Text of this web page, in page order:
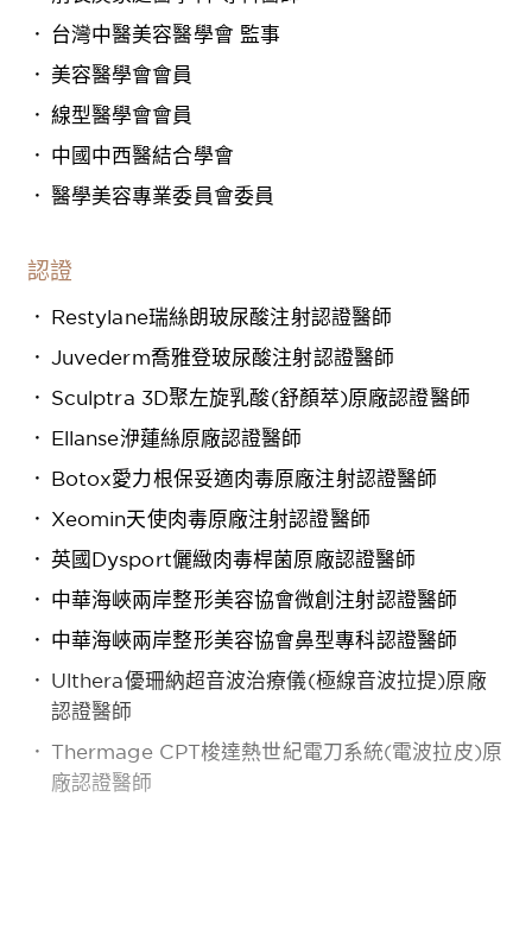
台灣中醫美容醫學會 監事
美容醫學會會員
線型醫學會會員
中國中西醫結合學會
醫學美容專業委員會委員
認證
Restylane瑞絲朗玻尿酸注射認證醫師
Juvederm喬雅登玻尿酸注射認證醫師
Sculptra 3D聚左旋乳酸(舒顏萃)原廠認證醫師
Ellanse洢蓮絲原廠認證醫師
Botox愛力根保妥適肉毒原廠注射認證醫師
Xeomin天使肉毒原廠注射認證醫師
英國Dysport儷緻肉毒桿菌原廠認證醫師
中華海峽兩岸整形美容協會微創注射認證醫師
中華海峽兩岸整形美容協會鼻型專科認證醫師
Ulthera優珊納超音波治療儀(極線音波拉提)原廠
認證醫師
Thermage CPT梭達熱世紀電刀系統(電波拉皮)原
廠認證醫師